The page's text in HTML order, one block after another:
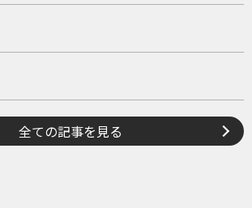
全ての記事を見る